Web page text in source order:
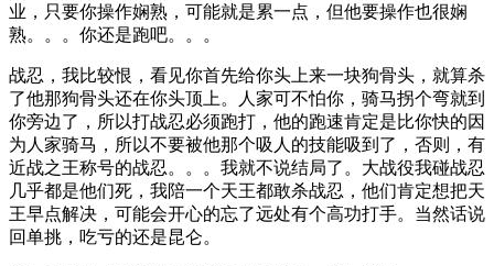
业，只要你操作娴熟，可能就是累一点，但他要操作也很娴
熟。。。你还是跑吧。。。
战忍，我比较恨，看见你首先给你头上来一块狗骨头，就算杀
了他那狗骨头还在你头顶上。人家可不怕你，骑马拐个弯就到
你旁边了，所以打战忍必须跑打，他的跑速肯定是比你快的因
为人家骑马，所以不要被他那个吸人的技能吸到了，否则，有
近战之王称号的战忍。。。我就不说结局了。大战役我碰战忍
几乎都是他们死，我陪一个天王都敢杀战忍，他们肯定想把天
王早点解决，可能会开心的忘了远处有个高功打手。当然话说
回单挑，吃亏的还是昆仑。